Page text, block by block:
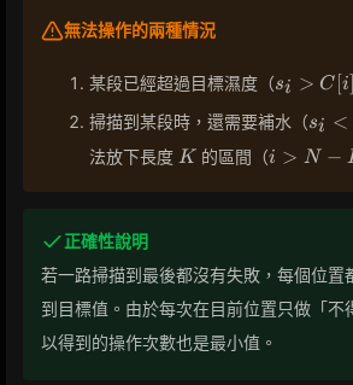
無法操作的兩種情況
某段已經超過目標濕度（s_i
C[i]
si > C i
掃描到某段時，還需要補水（s_i
C[i]
si <
法放下長度 K
K 的區間（i
i > N −
正確性說明
若一路掃描到最後都沒有失敗，每個位置
到目標值。由於每次在目前位置只做「不
以得到的操作次數也是最小值。